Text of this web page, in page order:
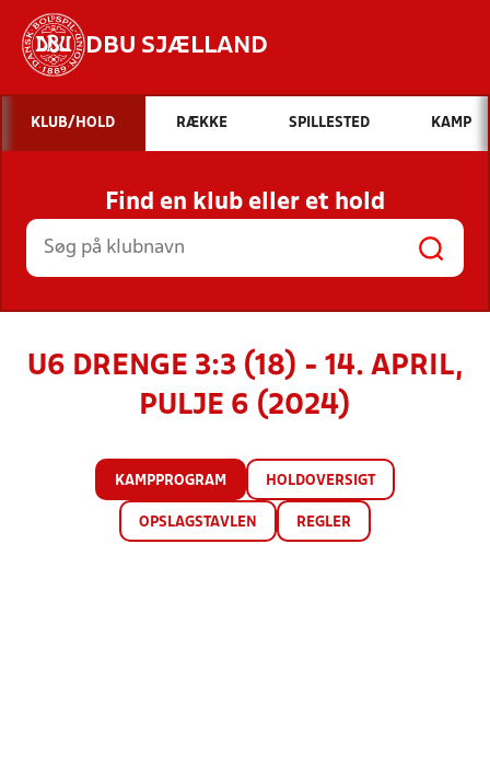
DBU SJÆLLAND
Hvad vil du søge efter?
INDHOLD OG NYHEDER
STILLINGER, RESULTATER, KLUBBER OG
HOLD
KLUB/HOLD RÆKKE SPILLESTED KAMP
Find en klub eller et hold
U6 DRENGE 3:3 (18) - 14. APRIL,
PULJE 6 (2024)
KAMPPROGRAM HOLDOVERSIGT
OPSLAGSTAVLEN REGLER